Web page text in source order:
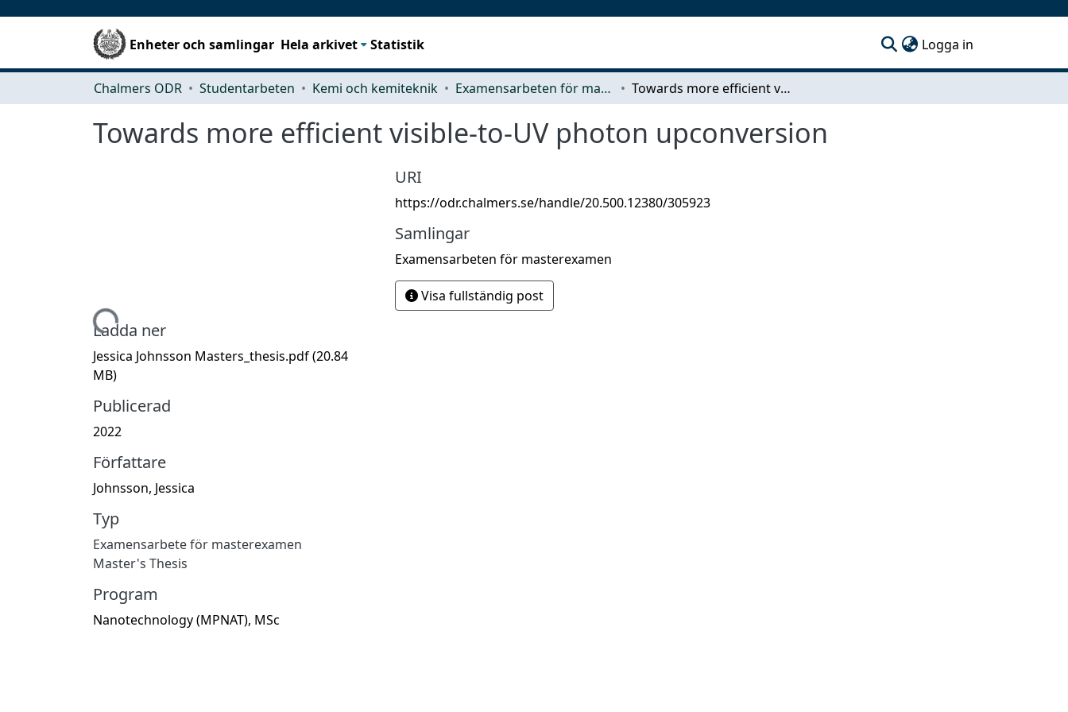
Enheter och samlingar Hela arkivet Statistik Logga in
Chalmers ODR Studentarbeten Kemi och kemiteknik Examensarbeten för masterexamen Towards more efficient visible-to-UV photon upconversion
Towards more efficient visible-to-UV photon upconversion
Hämtar...
Ladda ner
Jessica Johnsson Masters_thesis.pdf(20.84
MB)
Publicerad
2022
Författare
Johnsson, Jessica
Typ
Examensarbete för masterexamen
Master's Thesis
Program
Nanotechnology (MPNAT), MSc
URI
https://odr.chalmers.se/handle/20.500.12380/305923
Samlingar
Examensarbeten för masterexamen
Visa fullständig post